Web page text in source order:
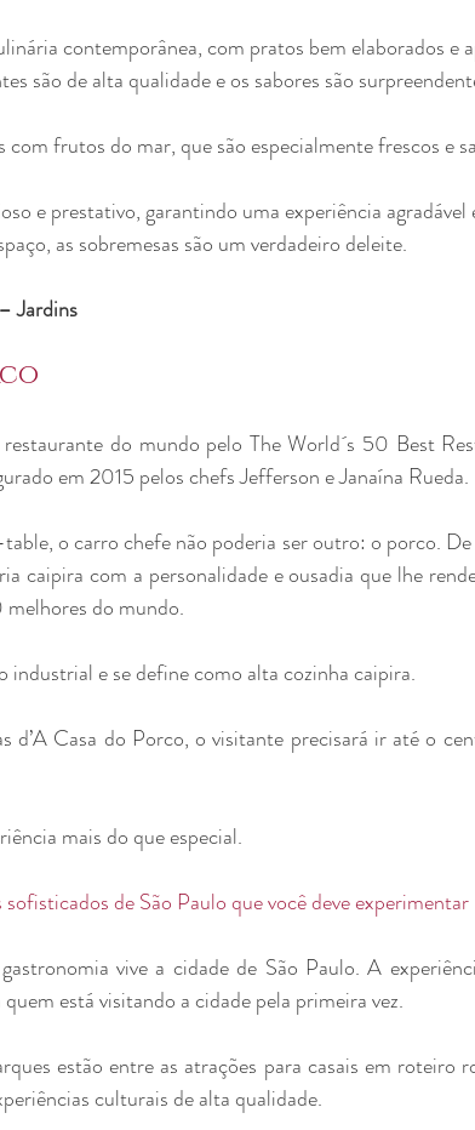
contemporânea, com pratos bem elaborados e
são de alta qualidade e os sabores são
com frutos do mar, que são especialmente frescos e
e prestativo, garantindo uma experiência agradável
as sobremesas são um verdadeiro deleite.
Jardins
do mundo pelo The World´s 50 Best
em 2015 pelos chefs Jefferson e Janaína Rueda.
o carro chefe não poderia ser outro: o porco.
caipira com a personalidade e ousadia que lhe
do mundo.
e se define como alta cozinha caipira.
d’A Casa do Porco, o visitante precisará ir até o
mais do que especial.
de São Paulo que você deve experimentar
vive a cidade de São Paulo. A
está visitando a cidade pela primeira vez.
estão entre as atrações para casais em roteiro
culturais de alta qualidade.